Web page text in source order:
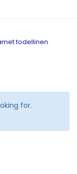
todellinen
for.